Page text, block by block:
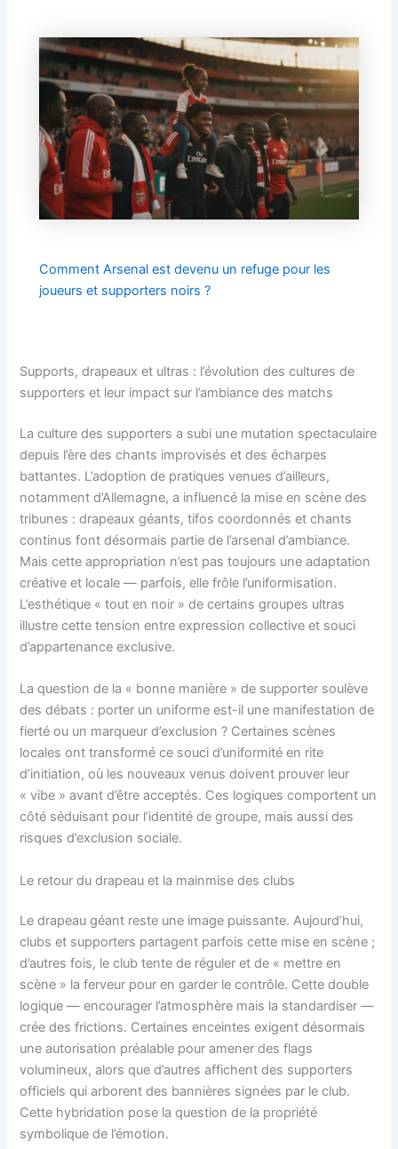
Comment Arsenal est devenu un refuge pour les
joueurs et supporters noirs ?
Supports, drapeaux et ultras : l’évolution des cultures de
supporters et leur impact sur l’ambiance des matchs
La culture des supporters a subi une mutation spectaculaire
depuis l’ère des chants improvisés et des écharpes
battantes. L’adoption de pratiques venues d’ailleurs,
notamment d’Allemagne, a influencé la mise en scène des
tribunes : drapeaux géants, tifos coordonnés et chants
continus font désormais partie de l’arsenal d’ambiance.
Mais cette appropriation n’est pas toujours une adaptation
créative et locale — parfois, elle frôle l’uniformisation.
L’esthétique « tout en noir » de certains groupes ultras
illustre cette tension entre expression collective et souci
d’appartenance exclusive.
La question de la « bonne manière » de supporter soulève
des débats : porter un uniforme est-il une manifestation de
fierté ou un marqueur d’exclusion ? Certaines scènes
locales ont transformé ce souci d’uniformité en rite
d’initiation, où les nouveaux venus doivent prouver leur
« vibe » avant d’être acceptés. Ces logiques comportent un
côté séduisant pour l’identité de groupe, mais aussi des
risques d’exclusion sociale.
Le retour du drapeau et la mainmise des clubs
Le drapeau géant reste une image puissante. Aujourd’hui,
clubs et supporters partagent parfois cette mise en scène ;
d’autres fois, le club tente de réguler et de « mettre en
scène » la ferveur pour en garder le contrôle. Cette double
logique — encourager l’atmosphère mais la standardiser —
crée des frictions. Certaines enceintes exigent désormais
une autorisation préalable pour amener des flags
volumineux, alors que d’autres affichent des supporters
officiels qui arborent des bannières signées par le club.
Cette hybridation pose la question de la propriété
symbolique de l’émotion.